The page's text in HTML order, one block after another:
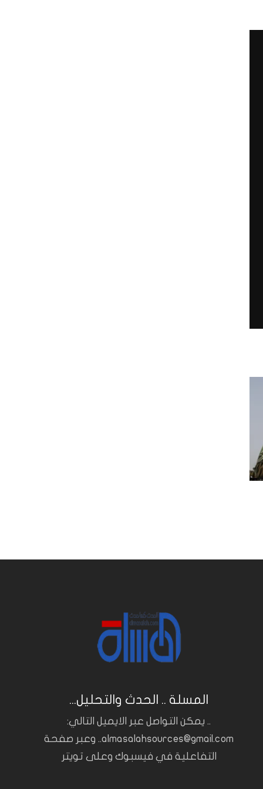
المسلة .. الحدث والتحليل...
.. يمكن التواصل عبر الايميل التالي:
almasalahsources@gmail.com.. وعبر صفحة
التفاعلية في فيسبوك وعلى تويتر